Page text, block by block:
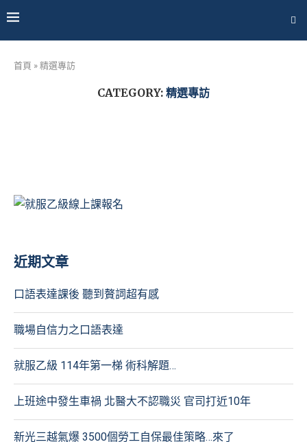
首頁 » 精選專訪
CATEGORY: 精選專訪
近期文章
口語表達課後 聽到贅詞超有感
職場自信力之口語表達
就服乙級 114年第一梯 術科解題…
上班途中發生車禍 北醫大不認職災 官司打近10年
新光三越氣爆 3500個勞工自保最佳策略…來了